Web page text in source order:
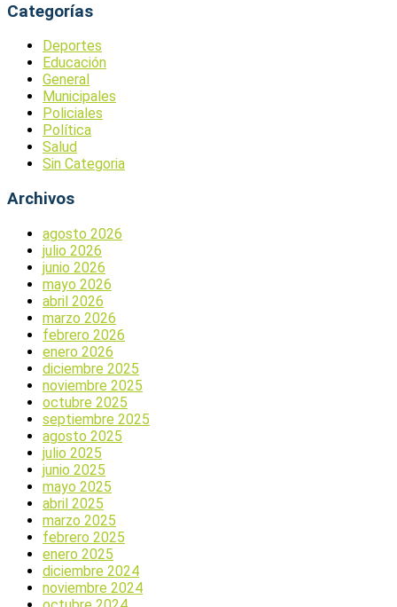
Categorías
Deportes
Educación
General
Municipales
Policiales
Política
Salud
Sin Categoria
Archivos
agosto 2026
julio 2026
junio 2026
mayo 2026
abril 2026
marzo 2026
febrero 2026
enero 2026
diciembre 2025
noviembre 2025
octubre 2025
septiembre 2025
agosto 2025
julio 2025
junio 2025
mayo 2025
abril 2025
marzo 2025
febrero 2025
enero 2025
diciembre 2024
noviembre 2024